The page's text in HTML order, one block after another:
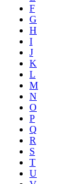
F
G
H
I
J
K
L
M
N
O
P
Q
R
S
T
U